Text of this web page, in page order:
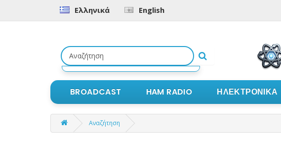
Ελληνικά English
Αναζήτηση
προϊόντων
BROADCAST HAM RADIO ΗΛΕΚΤΡΟΝΙΚΑ
Αναζήτηση